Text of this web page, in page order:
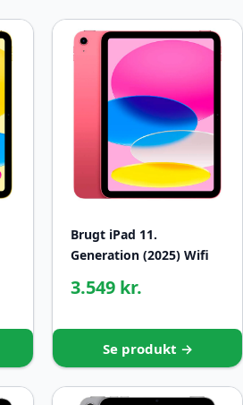
Brugt iPad 11.
Generation (2025) Wifi
3.549 kr.
Se produkt →